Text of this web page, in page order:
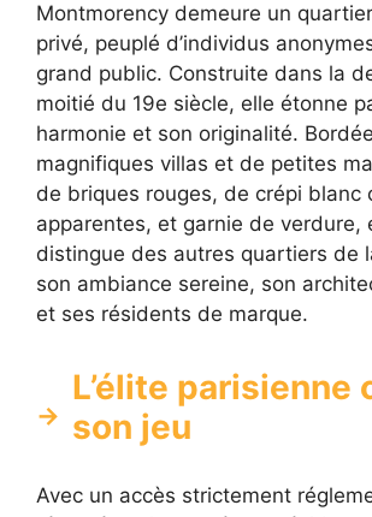
Montmorency demeure un
privé, peuplé d’individus
grand public. Construite dans la
moitié du 19e siècle, elle étonne
harmonie et son originalité.
magnifiques villas et de petites
de briques rouges, de crépi blanc
apparentes, et garnie de verdure,
distingue des autres quartiers de
son ambiance sereine, son
et ses résidents de marque.
L’élite parisienne
son jeu
Avec un accès strictement